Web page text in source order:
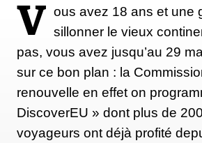
V ous avez 18 ans et une
sillonner le vieux
pas, vous avez jusqu’au 29
sur ce bon plan : la
renouvelle en effet on
DiscoverEU » dont plus de
voyageurs ont déjà profité